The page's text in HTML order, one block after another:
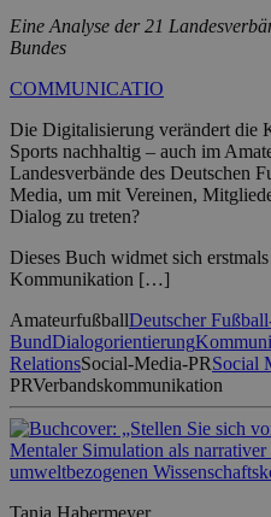
Eine Analyse der 21
Bundes
COMMUNICATIO
Die Digitalisierung verändert die
Sports nachhaltig – auch im
Landesverbände des Deutschen
Media, um mit Vereinen,
Dialog zu treten?
Dieses Buch widmet sich
Kommunikation […]
AmateurfußballDeutscher
BundDialogorientierung
RelationsSocial-Media-PRSocial
PRVerbandskommunikation